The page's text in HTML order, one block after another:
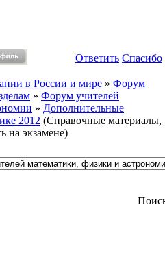
Ответить Спасибо
в России и мире » Форум
» Форум учителей
» Дополнительные
2012 (Справочные материалы,
на экзамене)